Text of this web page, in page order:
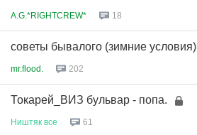
A.G.*RIGHTCREW* 18
советы бывалого (зимние условия)
mr.flood. 202
Токарей_ВИЗ бульвар - попа.
Ништяк все 61